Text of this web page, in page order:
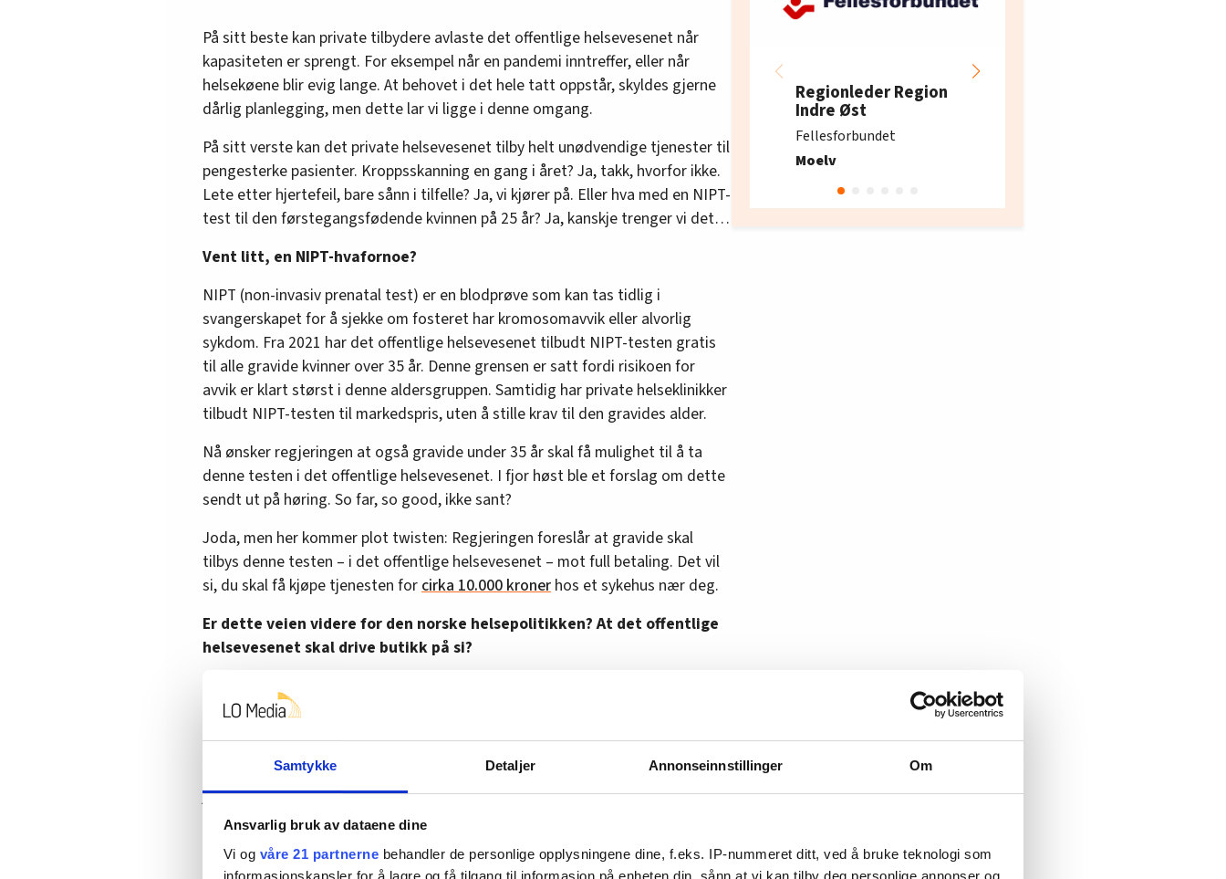
Samtykke Detaljer Annonseinnstillinger Om
Ansvarlig bruk av dataene dine
Vi og våre 21 partnerne behandler de personlige opplysningene dine, f.eks. IP-nummeret ditt, ved å bruke teknologi som
informasjonskapsler for å lagre og få tilgang til informasjon på enheten din, sånn at vi kan tilby deg personlige annonser og
På sitt beste kan private tilbydere avlaste det offentlige helsevesenet når
kapasiteten er sprengt. For eksempel når en pandemi inntreffer, eller når
helsekøene blir evig lange. At behovet i det hele tatt oppstår, skyldes gjerne
dårlig planlegging, men dette lar vi ligge i denne omgang.
På sitt verste kan det private helsevesenet tilby helt unødvendige tjenester til
pengesterke pasienter. Kroppsskanning en gang i året? Ja, takk, hvorfor ikke.
Lete etter hjertefeil, bare sånn i tilfelle? Ja, vi kjører på. Eller hva med en NIPT-
test til den førstegangsfødende kvinnen på 25 år? Ja, kanskje trenger vi det…
Vent litt, en NIPT-hvafornoe?
NIPT (non-invasiv prenatal test) er en blodprøve som kan tas tidlig i
svangerskapet for å sjekke om fosteret har kromosomavvik eller alvorlig
sykdom. Fra 2021 har det offentlige helsevesenet tilbudt NIPT-testen gratis
til alle gravide kvinner over 35 år. Denne grensen er satt fordi risikoen for
avvik er klart størst i denne aldersgruppen. Samtidig har private helseklinikker
tilbudt NIPT-testen til markedspris, uten å stille krav til den gravides alder.
Nå ønsker regjeringen at også gravide under 35 år skal få mulighet til å ta
denne testen i det offentlige helsevesenet. I fjor høst ble et forslag om dette
sendt ut på høring. So far, so good, ikke sant?
Joda, men her kommer plot twisten: Regjeringen foreslår at gravide skal
tilbys denne testen – i det offentlige helsevesenet – mot full betaling. Det vil
si, du skal få kjøpe tjenesten for cirka 10.000 kroner hos et sykehus nær deg.
Er dette veien videre for den norske helsepolitikken? At det offentlige
helsevesenet skal drive butikk på si?
todelte helsevesenet, så skal det todelte helsevesenet importeres inn til det
Jeg gikk selv gravid for et knapt år siden. På ultralyd hos sykehuset forklarte
jordmoren meg at NIPT-testen ikke var noe jeg trengte å tenke på. Fordi jeg
var godt under grensa på 35 år, og fordi ultralyden viste at alt var normalt.
Jeg forlot sykehuset, og resten av svangerskapet viet jeg ikke én tanke til
denne NIPT-testen.
Regionleder Region
Indre Øst
Fellesforbundet
Moelv